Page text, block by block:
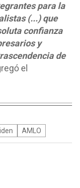
para la
(...) que
confianza
y
de
el
AMLO